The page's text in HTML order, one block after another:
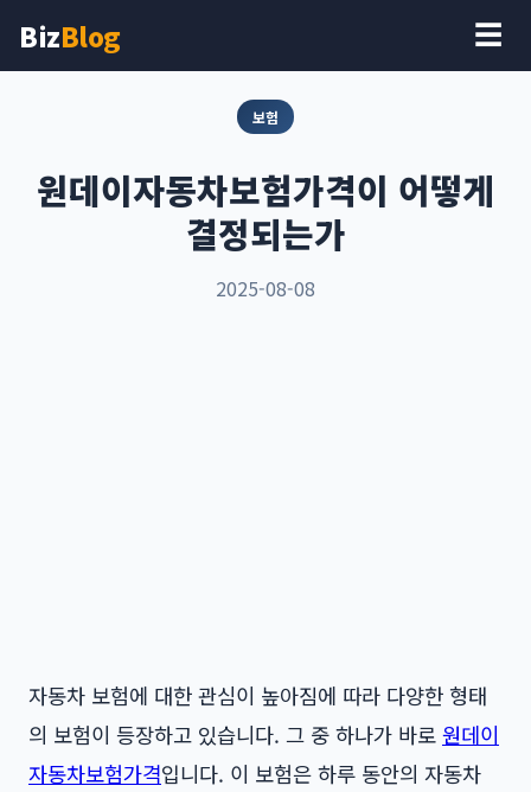
BizBlog ☰
보험
원데이자동차보험가격이 어떻게
결정되는가
2025-08-08
자동차 보험에 대한 관심이 높아짐에 따라 다양한 형태
의 보험이 등장하고 있습니다. 그 중 하나가 바로 원데이
자동차보험가격입니다. 이 보험은 하루 동안의 자동차